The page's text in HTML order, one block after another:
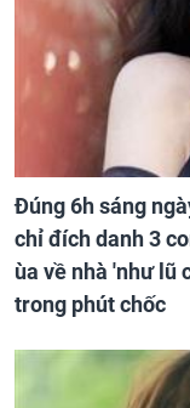
Đúng 6h sáng
chỉ đích danh 3
ùa về nhà 'như lũ
trong phút chốc